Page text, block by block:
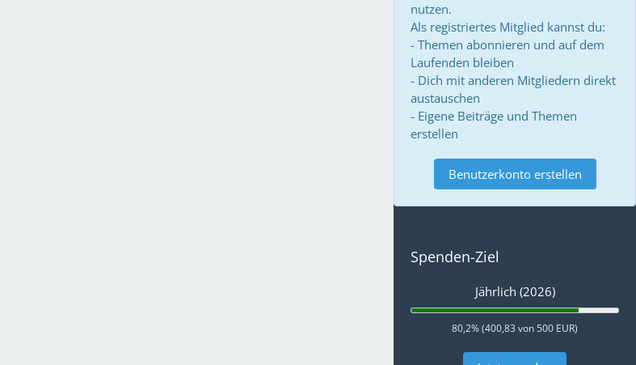
nutzen.
Als registriertes Mitglied kannst du:
- Themen abonnieren und auf dem
Laufenden bleiben
- Dich mit anderen Mitgliedern direkt
austauschen
- Eigene Beiträge und Themen
erstellen
Benutzerkonto erstellen
Spenden-Ziel
Jährlich (2026)
80,2% (400,83 von 500 EUR)